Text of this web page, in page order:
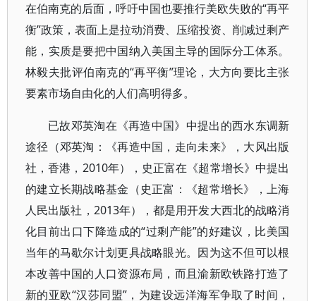
在伯南克的后面，呼吁中国也要推行美欧失败的“再平
衡”政策，表面上是拉动消费、压缩投资、削减过剩产
能，实质是要把中国纳入美国主导的国际分工体系。
林毅夫批评伯南克的“再平衡”理论，大方向要比主张
要素市场自由化的人们高明得多。
已故邓英淘在《再造中国》中提出的西水东调新
途径（邓英淘：《再造中国，走向未来》，大风出版
社，香港，2010年），史正富在《超常增长》中提出
的建立长期战略基金（史正富：《超常增长》，上海
人民出版社，2013年），都是用开发大西北的战略消
化目前出口下降造成的“过剩产能”的好建议，比美国
当年的马歇尔计划更具战略眼光。因为这不但可以根
本改善中国的人口资源布局，而且渝新欧铁路打造了
新的亚欧“汉莎同盟”，为建设远洋海军争取了时间，